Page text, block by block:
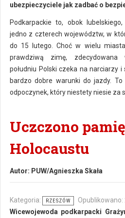
ubezpieczyciele jak zadbać o
Podkarpackie to, obok
jedno z czterech województw, w
do 15 lutego. Choć w wielu
prawdziwą zimę, zdecydowana
południu Polski czeka na narciarzy
bardzo dobre warunki do jazdy.
odpoczynek, który niestety niesie za
Uczczono
Holocaustu
Autor: PUW/Agnieszka Skała
Kategoria: RZESZÓW
Wicewojewoda podkarpacki